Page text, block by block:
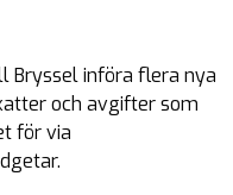
Bryssel införa flera nya
och avgifter som
för via